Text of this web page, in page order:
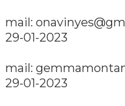
mail:
29-01-2023
mail:
29-01-2023